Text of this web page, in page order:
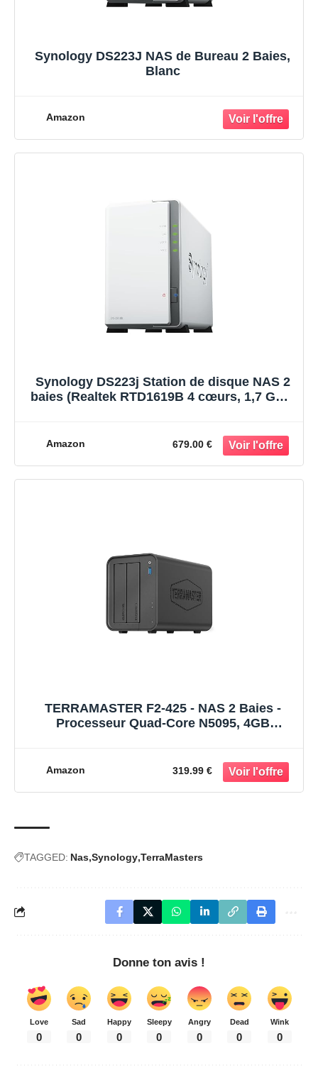
Synology DS223J NAS de Bureau 2 Baies,
Blanc
Amazon
Synology DS223j Station de disque NAS 2
baies (Realtek RTD1619B 4 cœurs, 1,7 GHz,
Amazon 679.00 €
TERRAMASTER F2-425 - NAS 2 Baies -
Processeur Quad-Core N5095, 4GB
Utilisateurs Domestiques (sans Disque)
Amazon 319.99 €
TAGGED: Nas Synology TerraMasters
Donne ton avis !
Love
0
Sad
0
Happy
0
Sleepy
0
Angry
0
Dead
0
Wink
0